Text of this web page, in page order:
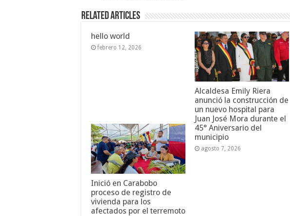
Related Articles
hello world
febrero 12, 2026
Alcaldesa Emily Riera
anunció la construcción de
un nuevo hospital para
Juan José Mora durante el
45° Aniversario del
municipio
agosto 7, 2026
Inició en Carabobo
proceso de registro de
vivienda para los
afectados por el terremoto